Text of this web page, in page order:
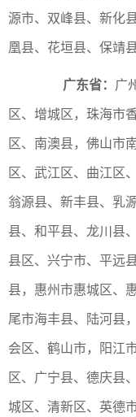
源市、双峰县、新化
凰县、花垣县、保靖
广东省： 广
区、增城区，珠海市
区、南澳县，佛山市
区、武江区、曲江区
翁源县、新丰县、乳
县、和平县、龙川县
县区、兴宁市、平远
县，惠州市惠城区、
尾市海丰县、陆河县
会区、鹤山市，阳江
区、广宁县、德庆县
城区、清新区、英德